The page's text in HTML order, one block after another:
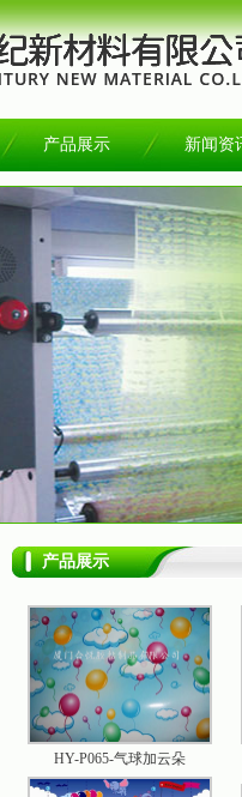
产品展示 新闻资
产品展示
HY-P065-气球加云朵